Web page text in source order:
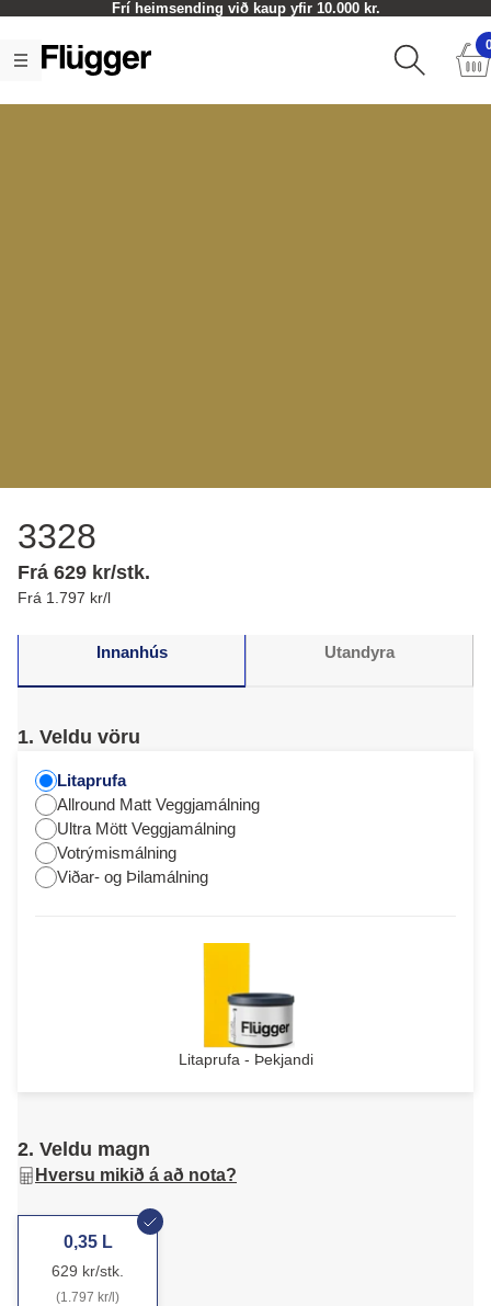
Frí heimsending við kaup yfir 10.000 kr.
3328
Frá 629 kr/stk.
Frá 1.797 kr/l
Innanhús Utandyra
1. Veldu vöru
Litaprufa
Allround Matt Veggjamálning
Ultra Mött Veggjamálning
Votrýmismálning
Viðar- og Þilamálning
Litaprufa - Þekjandi
2. Veldu magn
Hversu mikið á að nota?
0,35 L
629 kr/stk.
(1.797 kr/l)